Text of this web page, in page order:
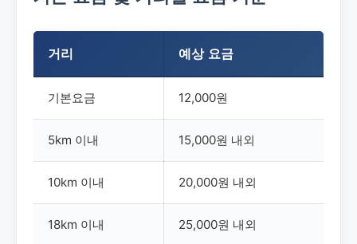
거리 예상 요금
기본요금 12,000원
5km 이내 15,000원 내외
10km 이내 20,000원 내외
18km 이내 25,000원 내외